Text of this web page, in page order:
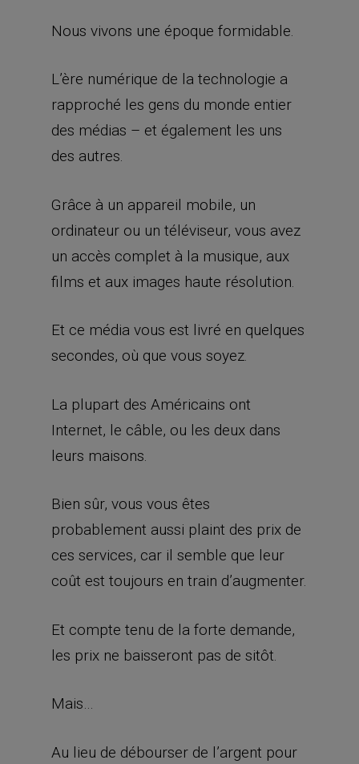
Nous vivons une époque formidable.
L’ère numérique de la technologie a
rapproché les gens du monde entier
des médias – et également les uns
des autres.
Grâce à un appareil mobile, un
ordinateur ou un téléviseur, vous avez
un accès complet à la musique, aux
films et aux images haute résolution.
Et ce média vous est livré en quelques
secondes, où que vous soyez.
La plupart des Américains ont
Internet, le câble, ou les deux dans
leurs maisons.
Bien sûr, vous vous êtes
probablement aussi plaint des prix de
ces services, car il semble que leur
coût est toujours en train d’augmenter.
Et compte tenu de la forte demande,
les prix ne baisseront pas de sitôt.
Mais…
Au lieu de débourser de l’argent pour